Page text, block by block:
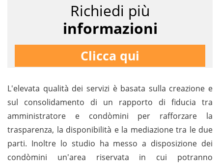
Richiedi più
informazioni
Clicca qui
L'elevata qualità dei servizi è basata sulla creazione e
sul consolidamento di un rapporto di fiducia tra
amministratore e condòmini per rafforzare la
trasparenza, la disponibilità e la mediazione tra le due
parti. Inoltre lo studio ha messo a disposizione dei
condòmini un'area riservata in cui potranno